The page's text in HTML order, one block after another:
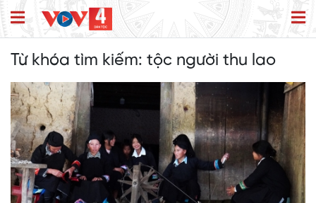
Từ khóa tìm kiếm: tộc người thu lao